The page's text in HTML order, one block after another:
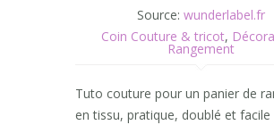
Source: wunderlabel.fr
Coin Couture & tricot,
Rangement
Tuto couture pour un panier de
en tissu, pratique, doublé et facile